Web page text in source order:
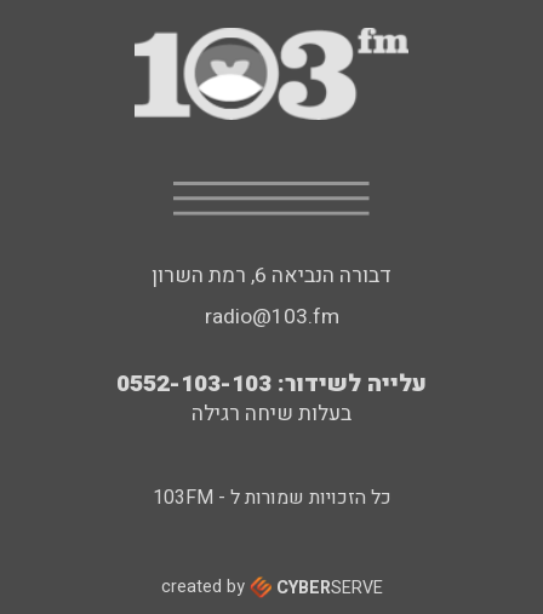
דבורה הנביאה 6, רמת השרון
radio@103.fm
עלייה לשידור: 0552-103-103
בעלות שיחה רגילה
כל הזכויות שמורות ל - 103FM
created by CYBERSERVE